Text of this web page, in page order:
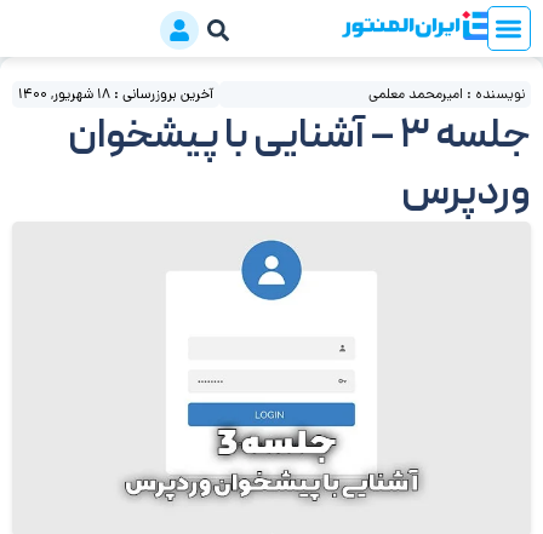
نویسنده : امیرمحمد معلمی آخرین بروزرسانی : 18 شهریور, 1400
جلسه 3 – آشنایی با پیشخوان
وردپرس